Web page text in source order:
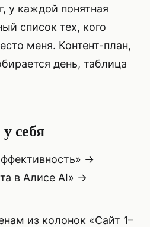
у каждой понятная
список тех, кого
меня. Контент-план,
день, таблица
себя
→
в Алисе AI» →
из колонок «Сайт 1–